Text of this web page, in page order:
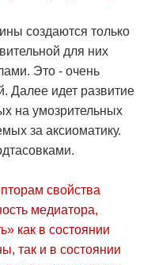
создаются только
для них
Это - очень
Далее идет развитие
на умозрительных
за аксиоматику.
свойства
медиатора,
как в состоянии
так и в состоянии